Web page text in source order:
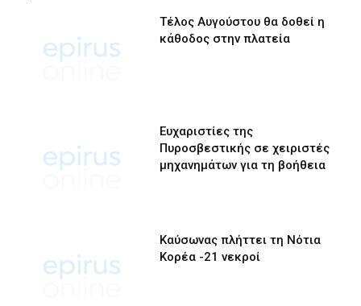
Τέλος Αυγούστου θα δοθεί η
κάθοδος στην πλατεία
Ευχαριστίες της
Πυροσβεστικής σε χειριστές
μηχανημάτων για τη βοήθεια
Καύσωνας πλήττει τη Νότια
Κορέα -21 νεκροί